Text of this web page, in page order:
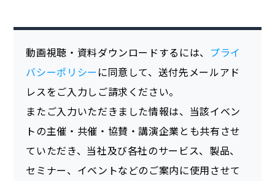
動画視聴・資料ダウンロードするには、 プライ
バシーポリシー に同意して、送付先メールアド
レスをご入力しご請求ください。
またご入力いただきました情報は、当該イベン
トの主催・共催・協賛・講演企業とも共有させ
ていただき、当社及び各社のサービス、製品、
セミナー、イベントなどのご案内に使用させて